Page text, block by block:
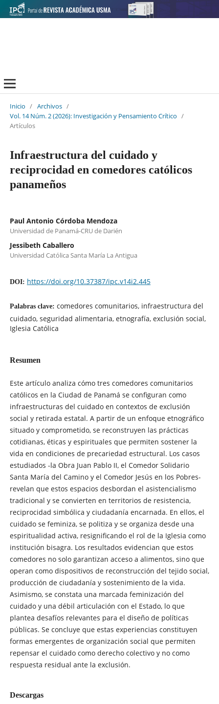
Inicio / Archivos /
Vol. 14 Núm. 2 (2026): Investigación y Pensamiento Crítico /
Artículos
Infraestructura del cuidado y
reciprocidad en comedores católicos
panameños
Paul Antonio Córdoba Mendoza
Universidad de Panamá-CRU de Darién
Jessibeth Caballero
Universidad Católica Santa María La Antigua
DOI: https://doi.org/10.37387/ipc.v14i2.445
Palabras clave: comedores comunitarios, infraestructura del
cuidado, seguridad alimentaria, etnografía, exclusión social,
Iglesia Católica
Resumen
Este artículo analiza cómo tres comedores comunitarios
católicos en la Ciudad de Panamá se configuran como
infraestructuras del cuidado en contextos de exclusión
social y retirada estatal. A partir de un enfoque etnográfico
situado y comprometido, se reconstruyen las prácticas
cotidianas, éticas y espirituales que permiten sostener la
vida en condiciones de precariedad estructural. Los casos
estudiados -la Obra Juan Pablo II, el Comedor Solidario
Santa María del Camino y el Comedor Jesús en los Pobres-
revelan que estos espacios desbordan el asistencialismo
tradicional y se convierten en territorios de resistencia,
reciprocidad simbólica y ciudadanía encarnada. En ellos, el
cuidado se feminiza, se politiza y se organiza desde una
espiritualidad activa, resignificando el rol de la Iglesia como
institución bisagra. Los resultados evidencian que estos
comedores no solo garantizan acceso a alimentos, sino que
operan como dispositivos de reconstrucción del tejido social,
producción de ciudadanía y sostenimiento de la vida.
Asimismo, se constata una marcada feminización del
cuidado y una débil articulación con el Estado, lo que
plantea desafíos relevantes para el diseño de políticas
públicas. Se concluye que estas experiencias constituyen
formas emergentes de organización social que permiten
repensar el cuidado como derecho colectivo y no como
respuesta residual ante la exclusión.
Descargas